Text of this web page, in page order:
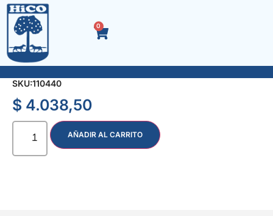
0
TUBO HEXAG. ENC. 1/2″ 15/16″
SKU:110440
$ 4.038,50
AÑADIR AL CARRITO